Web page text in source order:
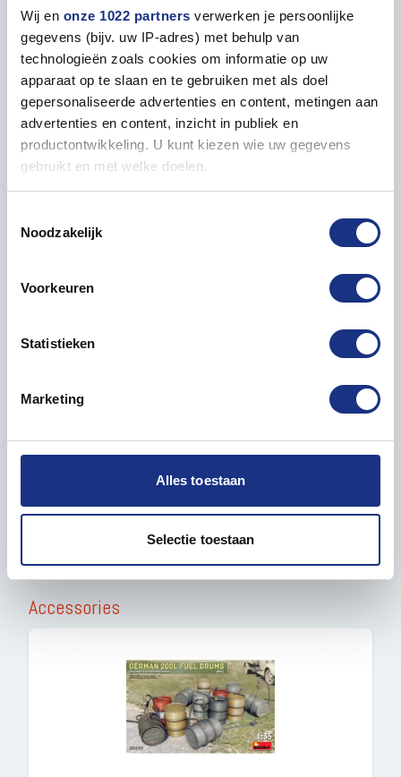
Wij en onze 1022 partners verwerken je persoonlijke
gegevens (bijv. uw IP-adres) met behulp van
technologieën zoals cookies om informatie op uw
apparaat op te slaan en te gebruiken met als doel
gepersonaliseerde advertenties en content, metingen aan
advertenties en content, inzicht in publiek en
productontwikkeling. U kunt kiezen wie uw gegevens
gebruikt en met welke doelen.
Informatie verzamelen over uw geografische locatie,
Uw apparaat identificeren door het actief te scannen
op specifieke eigenschappen (fingerprinting)
verwerkt en stel uw voorkeuren in het
detailgedeelte
in.
personaliseren, om functies voor social media te bieden
en om ons websiteverkeer te analyseren. Ook delen we
partners voor social media, adverteren en analyse. Deze
partners kunnen deze gegevens combineren met andere
verzameld op basis van uw gebruik van hun services.
Noodzakelijk
Voorkeuren
Statistieken
Marketing
Alles toestaan
Selectie toestaan
or standalone display
– Exceptional fit and finish reflecting Tamiya’s world-
class quality
– Perfect for military model enthusiasts and history
collectors
Build a true legend of WWII engineering with the
Tamiya 1:35 Krupp Protze – available now at Most-
Recommended age
Model length in mm 250
Accessories